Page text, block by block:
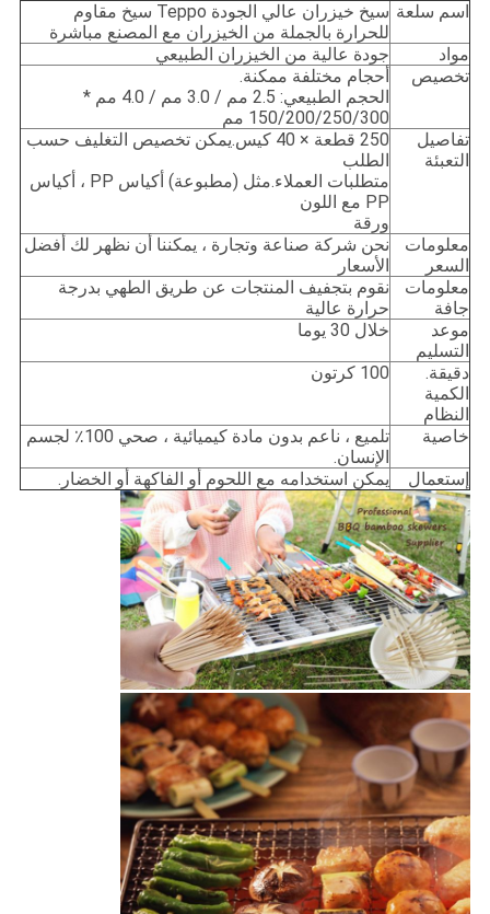
اسم سلعة
سيخ خيزران عالي الجودة Teppo سيخ مقاوم
للحرارة بالجملة من الخيزران مع المصنع مباشرة
مواد
جودة عالية من الخيزران الطبيعي
تخصيص
أحجام مختلفة ممكنة.
الحجم الطبيعي: 2.5 مم / 3.0 مم / 4.0 مم *
150/200/250/300 مم
تفاصيل
التعبئة
250 قطعة × 40 كيس.يمكن تخصيص التغليف حسب
الطلب
متطلبات العملاء.مثل (مطبوعة) أكياس PP ، أكياس
PP مع اللون
ورقة
معلومات
السعر
نحن شركة صناعة وتجارة ، يمكننا أن نظهر لك أفضل
الأسعار
معلومات
جافة
نقوم بتجفيف المنتجات عن طريق الطهي بدرجة
حرارة عالية
موعد
التسليم
خلال 30 يوما
دقيقة.
الكمية
النظام
100 كرتون
خاصية
تلميع ، ناعم بدون مادة كيميائية ، صحي 100٪ لجسم
الإنسان.
إستعمال
يمكن استخدامه مع اللحوم أو الفاكهة أو الخضار.